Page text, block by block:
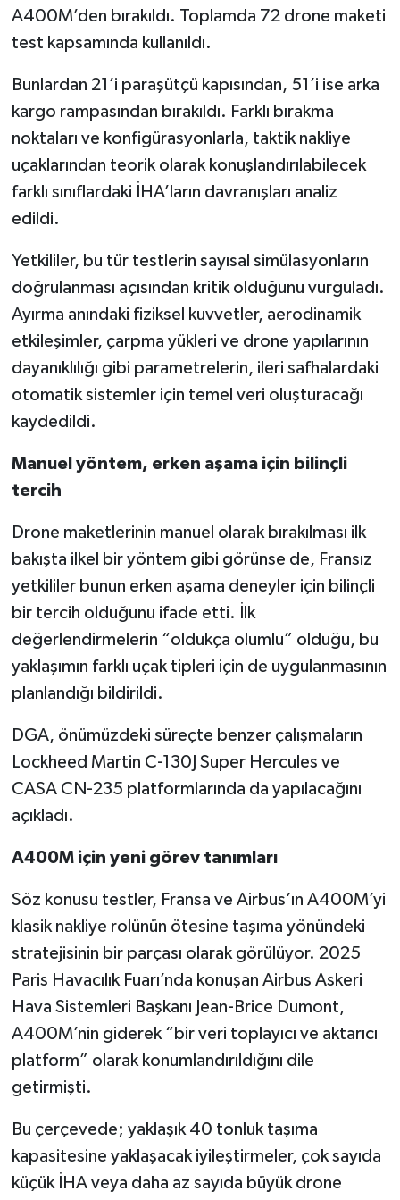
A400M’den bırakıldı. Toplamda 72 drone maketi
test kapsamında kullanıldı.
Bunlardan 21’i paraşütçü kapısından, 51’i ise arka
kargo rampasından bırakıldı. Farklı bırakma
noktaları ve konfigürasyonlarla, taktik nakliye
uçaklarından teorik olarak konuşlandırılabilecek
farklı sınıflardaki İHA’ların davranışları analiz
edildi.
Yetkililer, bu tür testlerin sayısal simülasyonların
doğrulanması açısından kritik olduğunu vurguladı.
Ayırma anındaki fiziksel kuvvetler, aerodinamik
etkileşimler, çarpma yükleri ve drone yapılarının
dayanıklılığı gibi parametrelerin, ileri safhalardaki
otomatik sistemler için temel veri oluşturacağı
kaydedildi.
Manuel yöntem, erken aşama için bilinçli
tercih
Drone maketlerinin manuel olarak bırakılması ilk
bakışta ilkel bir yöntem gibi görünse de, Fransız
yetkililer bunun erken aşama deneyler için bilinçli
bir tercih olduğunu ifade etti. İlk
değerlendirmelerin “oldukça olumlu” olduğu, bu
yaklaşımın farklı uçak tipleri için de uygulanmasının
planlandığı bildirildi.
DGA, önümüzdeki süreçte benzer çalışmaların
Lockheed Martin C-130J Super Hercules ve
CASA CN-235 platformlarında da yapılacağını
açıkladı.
A400M için yeni görev tanımları
Söz konusu testler, Fransa ve Airbus’ın A400M’yi
klasik nakliye rolünün ötesine taşıma yönündeki
stratejisinin bir parçası olarak görülüyor. 2025
Paris Havacılık Fuarı’nda konuşan Airbus Askeri
Hava Sistemleri Başkanı Jean-Brice Dumont,
A400M’nin giderek “bir veri toplayıcı ve aktarıcı
platform” olarak konumlandırıldığını dile
getirmişti.
Bu çerçevede; yaklaşık 40 tonluk taşıma
kapasitesine yaklaşacak iyileştirmeler, çok sayıda
küçük İHA veya daha az sayıda büyük drone